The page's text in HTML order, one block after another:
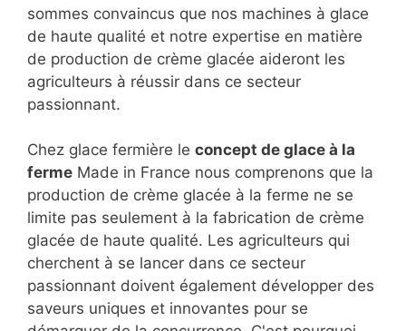
sommes convaincus que nos machines à glace
de haute qualité et notre expertise en matière
de production de crème glacée aideront les
agriculteurs à réussir dans ce secteur
passionnant.
Chez glace fermière le concept de glace à la
ferme Made in France nous comprenons que la
production de crème glacée à la ferme ne se
limite pas seulement à la fabrication de crème
glacée de haute qualité. Les agriculteurs qui
cherchent à se lancer dans ce secteur
passionnant doivent également développer des
saveurs uniques et innovantes pour se